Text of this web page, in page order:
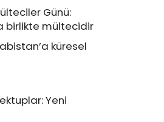
Günü:
birlikte mültecidir
küresel
Yeni